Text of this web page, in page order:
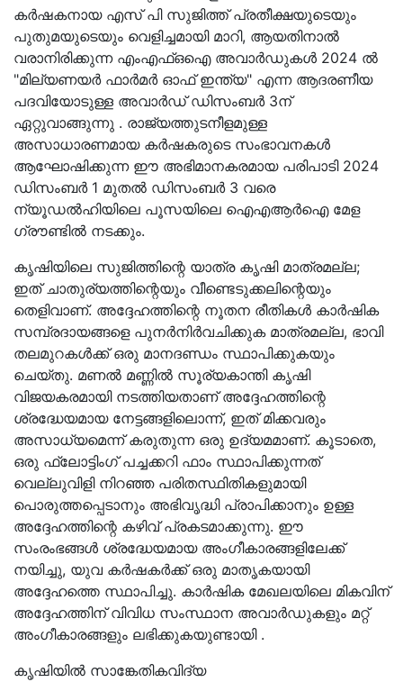
കർഷകനായ എസ് പി സുജിത്ത് പ്രതീക്ഷയുടെയും
പുതുമയുടെയും വെളിച്ചമായി മാറി, ആയതിനാൽ
വരാനിരിക്കുന്ന എംഎഫ്ഒഐ അവാർഡുകൾ 2024 ൽ
"മില്യണയർ ഫാർമർ ഓഫ് ഇന്ത്യ" എന്ന ആദരണീയ
പദവിയോടുള്ള അവാർഡ് ഡിസംബർ 3ന്
ഏറ്റുവാങ്ങുന്നു . രാജ്യത്തുടനീളമുള്ള
അസാധാരണമായ കർഷകരുടെ സംഭാവനകൾ
ആഘോഷിക്കുന്ന ഈ അഭിമാനകരമായ പരിപാടി 2024
ഡിസംബർ 1 മുതൽ ഡിസംബർ 3 വരെ
ന്യൂഡൽഹിയിലെ പൂസയിലെ ഐഎആർഐ മേള
ഗ്രൗണ്ടിൽ നടക്കും.
കൃഷിയിലെ സുജിത്തിന്റെ യാത്ര കൃഷി മാത്രമല്ല;
ഇത് ചാതുര്യത്തിന്റെയും വീണ്ടെടുക്കലിന്റെയും
തെളിവാണ്. അദ്ദേഹത്തിന്റെ നൂതന രീതികൾ കാർഷിക
സമ്പ്രദായങ്ങളെ പുനർനിർവചിക്കുക മാത്രമല്ല, ഭാവി
തലമുറകൾക്ക് ഒരു മാനദണ്ഡം സ്ഥാപിക്കുകയും
ചെയ്തു. മണൽ മണ്ണിൽ സൂര്യകാന്തി കൃഷി
വിജയകരമായി നടത്തിയതാണ് അദ്ദേഹത്തിന്റെ
ശ്രദ്ധേയമായ നേട്ടങ്ങളിലൊന്ന്, ഇത് മിക്കവരും
അസാധ്യമെന്ന് കരുതുന്ന ഒരു ഉദ്യമമാണ്. കൂടാതെ,
ഒരു ഫ്ലോട്ടിംഗ് പച്ചക്കറി ഫാം സ്ഥാപിക്കുന്നത്
വെല്ലുവിളി നിറഞ്ഞ പരിതസ്ഥിതികളുമായി
പൊരുത്തപ്പെടാനും അഭിവൃദ്ധി പ്രാപിക്കാനും ഉള്ള
അദ്ദേഹത്തിന്റെ കഴിവ് പ്രകടമാക്കുന്നു. ഈ
സംരംഭങ്ങൾ ശ്രദ്ധേയമായ അംഗീകാരങ്ങളിലേക്ക്
നയിച്ചു, യുവ കർഷകർക്ക് ഒരു മാതൃകയായി
അദ്ദേഹത്തെ സ്ഥാപിച്ചു. കാർഷിക മേഖലയിലെ മികവിന്
അദ്ദേഹത്തിന് വിവിധ സംസ്ഥാന അവാർഡുകളും മറ്റ്
അംഗീകാരങ്ങളും ലഭിക്കുകയുണ്ടായി .
കൃഷിയിൽ സാങ്കേതികവിദ്യ